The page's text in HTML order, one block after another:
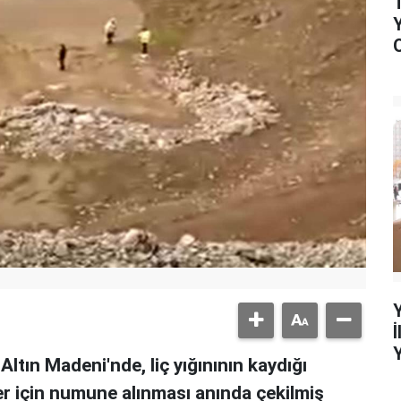
Madeni'nde, liç yığınının kaydığı
için numune alınması anında çekilmiş